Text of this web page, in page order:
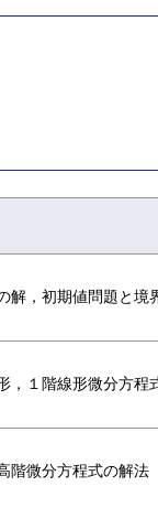
解，初期値問題と境
，１階線形微分方程
階微分方程式の解法